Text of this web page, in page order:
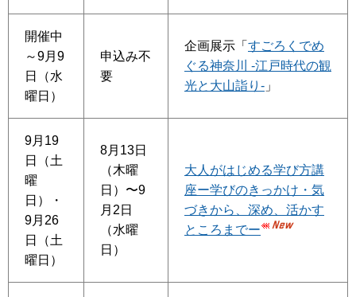
開催中
～9月9
日（水
曜日）
申込み不
要
企画展示「 すごろくでめ
ぐる神奈川 -江戸時代の観
光と大山詣り- 」
9月19
日（土
曜
日）・
9月26
日（土
曜日）
8月13日
（木曜
日）〜9
月2日
（水曜
日）
大人がはじめる学び方講
座ー学びのきっかけ・気
づきから、深め、活かす
ところまでー